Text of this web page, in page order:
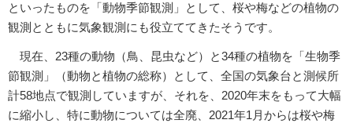
といったものを「動物季節観測」として、桜や梅などの植物の
観測とともに気象観測にも役立ててきたそうです。
現在、23種の動物（鳥、昆虫など）と34種の植物を「生物季
節観測」（動物と植物の総称）として、全国の気象台と測候所
計58地点で観測していますが、それを、2020年末をもって大幅
に縮小し、特に動物については全廃、2021年1月からは桜や梅